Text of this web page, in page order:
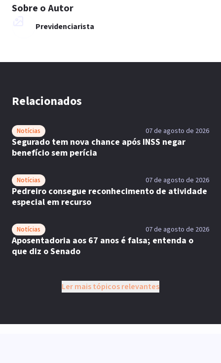
Sobre o Autor
Previdenciarista
Relacionados
Notícias 07 de agosto de 2026
Segurado tem nova chance após INSS negar
benefício sem perícia
Notícias 07 de agosto de 2026
Pedreiro consegue reconhecimento de atividade
especial em recurso
Notícias 07 de agosto de 2026
Aposentadoria aos 67 anos é falsa; entenda o
que diz o Senado
Ler mais tópicos relevantes